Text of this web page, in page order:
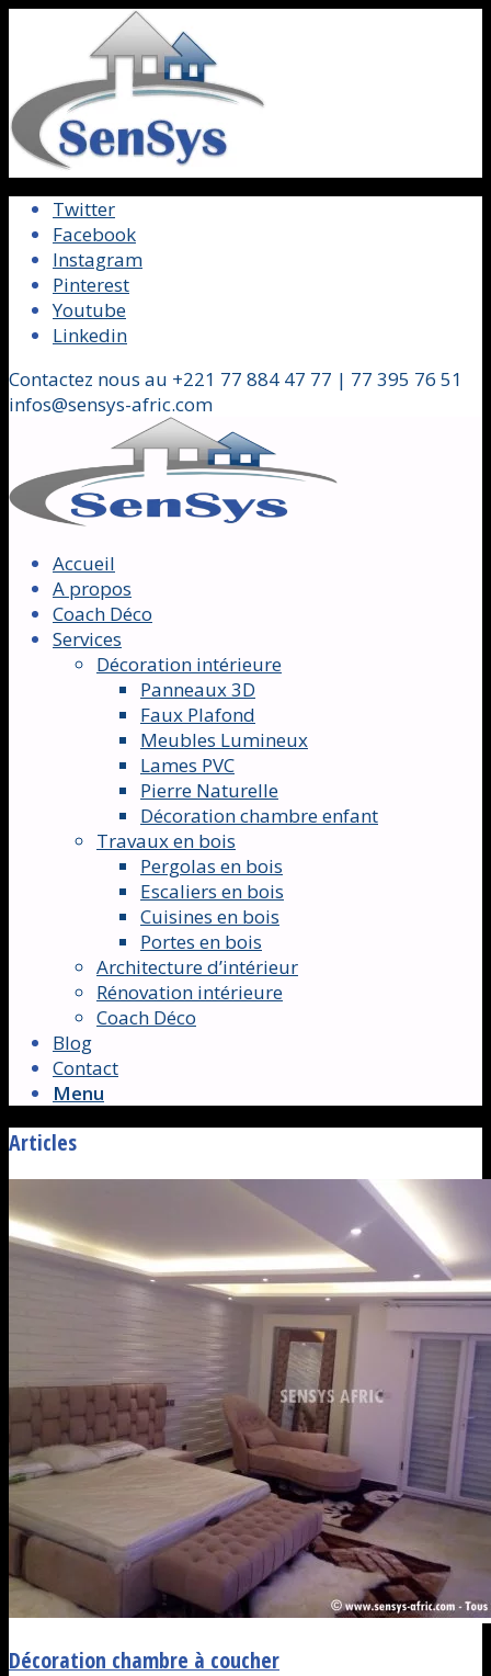
Twitter
Facebook
Instagram
Pinterest
Youtube
Linkedin
Contactez nous au +221 77 884 47 77 | 77 395 76 51
infos@sensys-afric.com
Accueil
A propos
Coach Déco
Services
Décoration intérieure
Panneaux 3D
Faux Plafond
Meubles Lumineux
Lames PVC
Pierre Naturelle
Décoration chambre enfant
Travaux en bois
Pergolas en bois
Escaliers en bois
Cuisines en bois
Portes en bois
Architecture d’intérieur
Rénovation intérieure
Coach Déco
Blog
Contact
Menu
Articles
Décoration chambre à coucher